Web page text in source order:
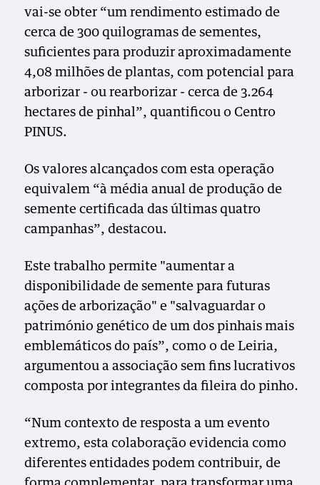
vai-se obter “um rendimento estimado de
cerca de 300 quilogramas de sementes,
suficientes para produzir aproximadamente
4,08 milhões de plantas, com potencial para
arborizar - ou rearborizar - cerca de 3.264
hectares de pinhal”, quantificou o Centro
PINUS.
Os valores alcançados com esta operação
equivalem “à média anual de produção de
semente certificada das últimas quatro
campanhas”, destacou.
Este trabalho permite "aumentar a
disponibilidade de semente para futuras
ações de arborização" e "salvaguardar o
património genético de um dos pinhais mais
emblemáticos do país”, como o de Leiria,
argumentou a associação sem fins lucrativos
composta por integrantes da fileira do pinho.
“Num contexto de resposta a um evento
extremo, esta colaboração evidencia como
diferentes entidades podem contribuir, de